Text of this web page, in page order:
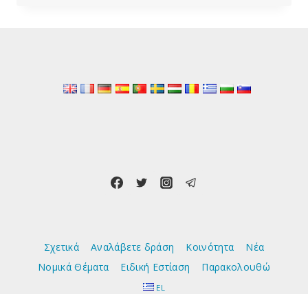
(BOOSTER)
ΝΑ
Σχετικά Αναλάβετε δράση Κοινότητα
Νέα
Νομικά Θέματα
Ειδική Εστίαση Παρακολουθώ
EL